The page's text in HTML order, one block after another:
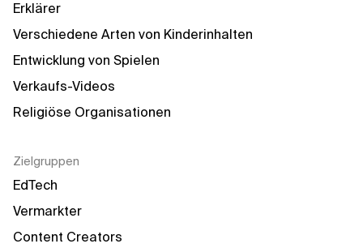
Erklärer
Verschiedene Arten von Kinderinhalten
Entwicklung von Spielen
Verkaufs-Videos
Religiöse Organisationen
Zielgruppen
EdTech
Vermarkter
Content Creators